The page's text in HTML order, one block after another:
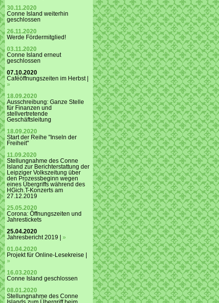
30.11.2020
Conne Island weiterhin
geschlossen
26.11.2020
Werde Fördermitglied!
03.11.2020
Conne Island erneut
geschlossen
07.10.2020
Caféöffnungszeiten im Herbst |
»
18.09.2020
Ausschreibung: Ganze Stelle
für Finanzen und
stellvertretende
Geschäftsleitung
18.09.2020
Start der Reihe "Inseln der
Freiheit"
11.09.2020
Stellungnahme des Conne
Island zur Berichterstattung der
Leipziger Volkszeitung über
den Prozessbeginn wegen
eines Übergriffs während des
HGich.T-Konzerts am
27.12.2019
25.05.2020
Corona: Öffnungszeiten und
Jahrestickets
25.04.2020
Jahresbericht 2019 | »
01.04.2020
Projekt für Online-Lesekreise |
»
16.03.2020
Conne Island geschlossen
08.01.2020
Stellungnahme des Conne